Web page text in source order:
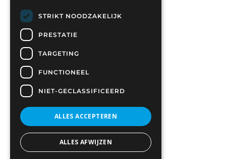
STRIKT NOODZAKELIJK
PRESTATIE
TARGETING
FUNCTIONEEL
NIET-GECLASSIFICEERD
ALLES ACCEPTEREN
ALLES AFWIJZEN